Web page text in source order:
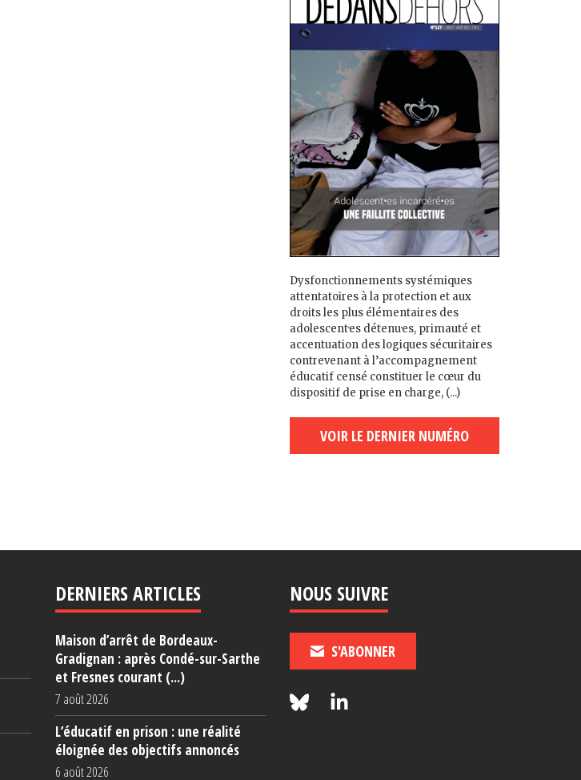
Dysfonctionnements systémiques
attentatoires à la protection et aux
droits les plus élémentaires des
adolescent·es détenu·es, primauté et
accentuation des logiques sécuritaires
contrevenant à l’accompagnement
éducatif censé constituer le cœur du
dispositif de prise en charge, (...)
VOIR LE DERNIER NUMÉRO
DERNIERS ARTICLES
Maison d’arrêt de Bordeaux-
Gradignan : après Condé-sur-Sarthe
et Fresnes courant (...)
7 août 2026
L’éducatif en prison : une réalité
éloignée des objectifs annoncés
6 août 2026
NOUS SUIVRE
S'ABONNER